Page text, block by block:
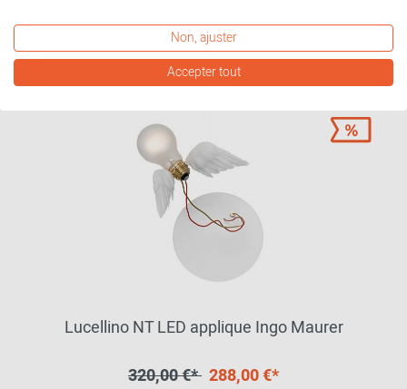
autres variantes disponibles
Lucellino NT LED applique Ingo Maurer
320,00 €* 288,00 €*
Non, ajuster
Accepter tout